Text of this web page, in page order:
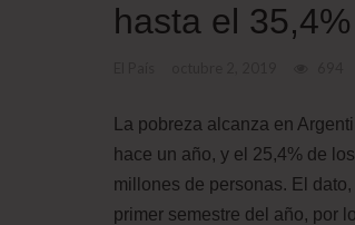
hasta el 35,4%
La pobreza alcanza en
hace un año, y el 25,4% de
millones de personas. El
primer semestre del año, por